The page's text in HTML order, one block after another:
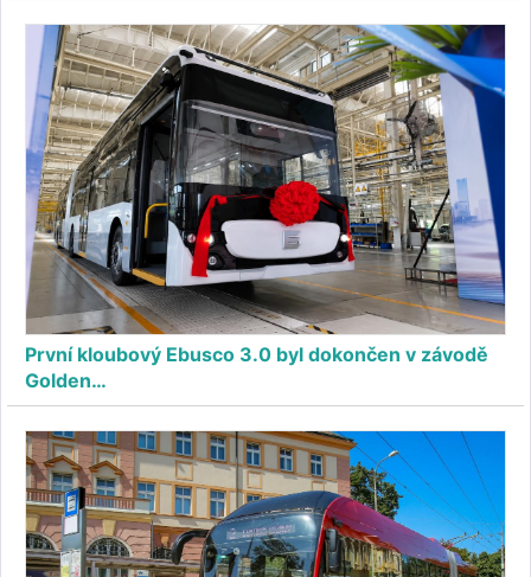
První kloubový Ebusco 3.0 byl dokončen v závodě
Golden…